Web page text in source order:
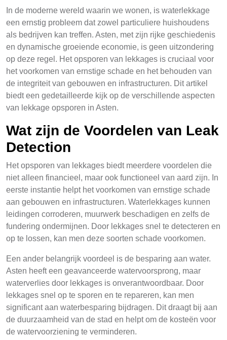
In de moderne wereld waarin we wonen, is waterlekkage
een ernstig probleem dat zowel particuliere huishoudens
als bedrijven kan treffen. Asten, met zijn rijke geschiedenis
en dynamische groeiende economie, is geen uitzondering
op deze regel. Het opsporen van lekkages is cruciaal voor
het voorkomen van ernstige schade en het behouden van
de integriteit van gebouwen en infrastructuren. Dit artikel
biedt een gedetailleerde kijk op de verschillende aspecten
van lekkage opsporen in Asten.
Wat zijn de Voordelen van Leak
Detection
Het opsporen van lekkages biedt meerdere voordelen die
niet alleen financieel, maar ook functioneel van aard zijn. In
eerste instantie helpt het voorkomen van ernstige schade
aan gebouwen en infrastructuren. Waterlekkages kunnen
leidingen corroderen, muurwerk beschadigen en zelfs de
fundering ondermijnen. Door lekkages snel te detecteren en
op te lossen, kan men deze soorten schade voorkomen.
Een ander belangrijk voordeel is de besparing aan water.
Asten heeft een geavanceerde watervoorsprong, maar
waterverlies door lekkages is onverantwoordbaar. Door
lekkages snel op te sporen en te repareren, kan men
significant aan waterbesparing bijdragen. Dit draagt bij aan
de duurzaamheid van de stad en helpt om de kosteën voor
de watervoorziening te verminderen.